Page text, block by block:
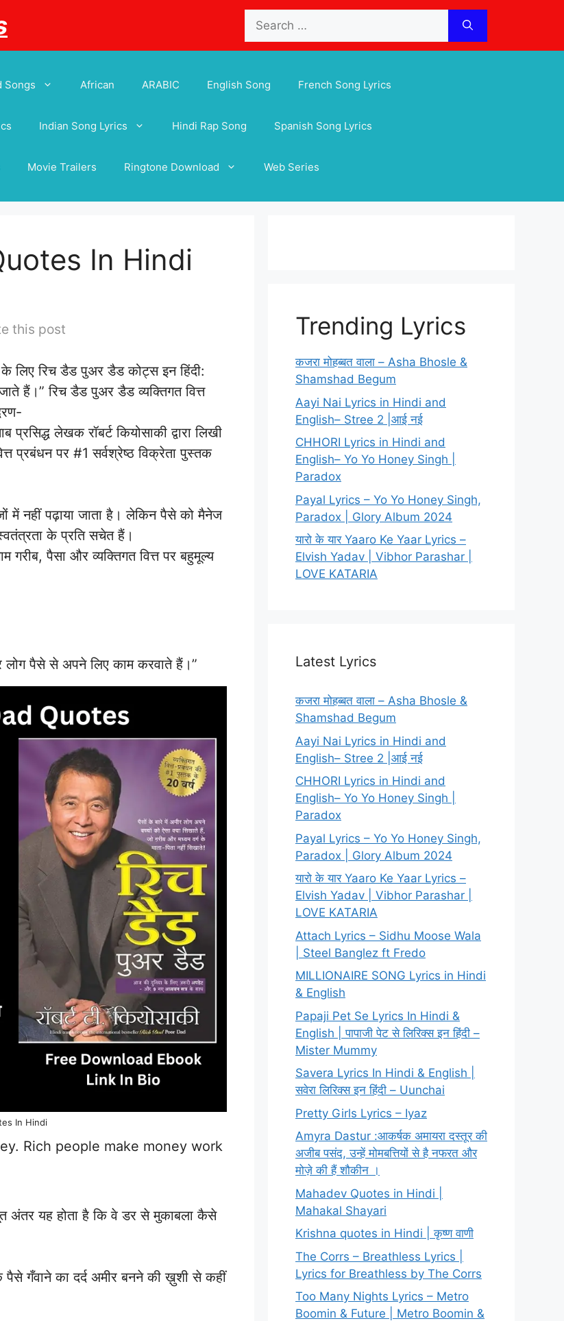
for:
Songs African ARABIC English Song French Song Lyrics
Indian Song Lyrics Hindi Rap Song Spanish Song Lyrics
Movie Trailers Ringtone Download Web Series
In Hindi
this post
रिच डैड पुअर डैड कोट्स इन हिंदी:
हैं।” रिच डैड पुअर डैड व्यक्तिगत वित्त
लेखक रॉबर्ट कियोसाकी द्वारा लिखी
प्रबंधन पर #1 सर्वश्रेष्ठ विक्रेता पुस्तक
में नहीं पढ़ाया जाता है। लेकिन पैसे को मैनेज
के प्रति सचेत हैं।
पैसा और व्यक्तिगत वित्त पर बहुमूल्य
लोग पैसे से अपने लिए काम करवाते हैं।”
In Hindi
Rich people make money work
अंतर यह होता है कि वे डर से मुकाबला कैसे
पैसे गँवाने का दर्द अमीर बनने की ख़ुशी से कहीं
Trending Lyrics
कजरा मोहब्बत वाला – Asha Bhosle &
Shamshad Begum
Aayi Nai Lyrics in Hindi and
English– Stree 2 |आई नई
CHHORI Lyrics in Hindi and
English– Yo Yo Honey Singh |
Paradox
Payal Lyrics – Yo Yo Honey Singh,
Paradox | Glory Album 2024
यारो के यार Yaaro Ke Yaar Lyrics –
Elvish Yadav | Vibhor Parashar |
LOVE KATARIA
Latest Lyrics
कजरा मोहब्बत वाला – Asha Bhosle &
Shamshad Begum
Aayi Nai Lyrics in Hindi and
English– Stree 2 |आई नई
CHHORI Lyrics in Hindi and
English– Yo Yo Honey Singh |
Paradox
Payal Lyrics – Yo Yo Honey Singh,
Paradox | Glory Album 2024
यारो के यार Yaaro Ke Yaar Lyrics –
Elvish Yadav | Vibhor Parashar |
LOVE KATARIA
Attach Lyrics – Sidhu Moose Wala
| Steel Banglez ft Fredo
MILLIONAIRE SONG Lyrics in Hindi
& English
Papaji Pet Se Lyrics In Hindi &
English | पापाजी पेट से लिरिक्स इन हिंदी –
Mister Mummy
Savera Lyrics In Hindi & English |
सवेरा लिरिक्स इन हिंदी – Uunchai
Pretty Girls Lyrics – Iyaz
Amyra Dastur :आकर्षक अमायरा दस्तूर की
अजीब पसंद, उन्हें मोमबत्तियों से है नफरत और
मोज़े की हैं शौकीन ।
Mahadev Quotes in Hindi |
Mahakal Shayari
Krishna quotes in Hindi | कृष्ण वाणी
The Corrs – Breathless Lyrics |
Lyrics for Breathless by The Corrs
Too Many Nights Lyrics – Metro
Boomin & Future | Metro Boomin &